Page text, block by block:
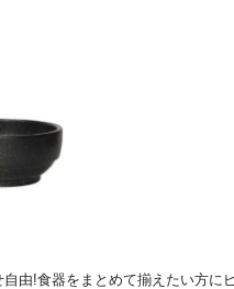
自由!食器をまとめて揃えたい方に